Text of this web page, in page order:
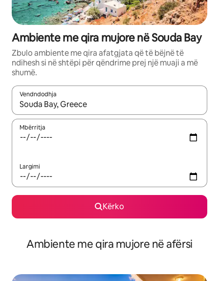
Ambiente me qira mujore në Souda Bay
Zbulo ambiente me qira afatgjata që të bëjnë të
ndihesh si në shtëpi për qëndrime prej një muaji a më
shumë.
Vendndodhja
Kur rezultatet të jenë të disponueshme, lëviz me butonat e
Mbërritja
Largimi
Kërko
Ambiente me qira mujore në afërsi